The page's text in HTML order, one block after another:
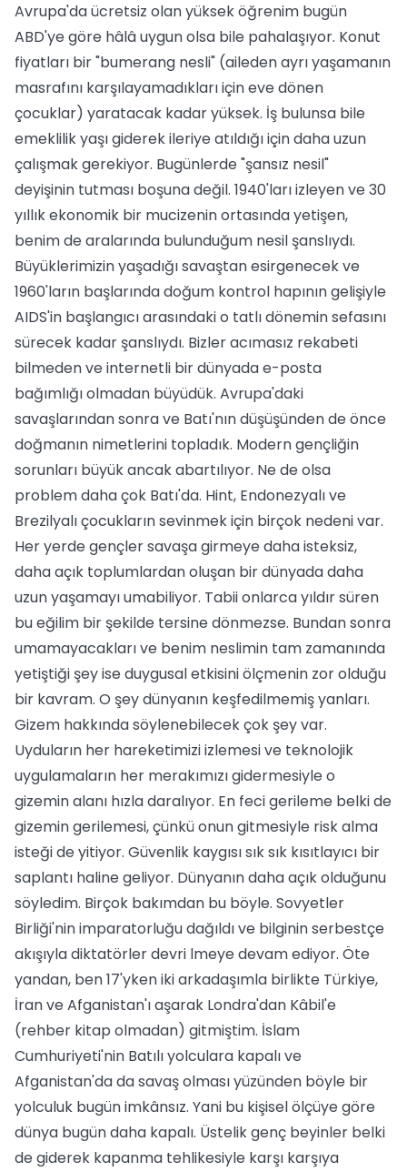
Avrupa'da ücretsiz olan yüksek öğrenim bugün
ABD'ye göre hâlâ uygun olsa bile pahalaşıyor. Konut
fiyatları bir "bumerang nesli" (aileden ayrı yaşamanın
masrafını karşılayamadıkları için eve dönen
çocuklar) yaratacak kadar yüksek. İş bulunsa bile
emeklilik yaşı giderek ileriye atıldığı için daha uzun
çalışmak gerekiyor. Bugünlerde "şansız nesil"
deyişinin tutması boşuna değil. 1940'ları izleyen ve 30
yıllık ekonomik bir mucizenin ortasında yetişen,
benim de aralarında bulunduğum nesil şanslıydı.
Büyüklerimizin yaşadığı savaştan esirgenecek ve
1960'ların başlarında doğum kontrol hapının gelişiyle
AIDS'in başlangıcı arasındaki o tatlı dönemin sefasını
sürecek kadar şanslıydı. Bizler acımasız rekabeti
bilmeden ve internetli bir dünyada e-posta
bağımlığı olmadan büyüdük. Avrupa'daki
savaşlarından sonra ve Batı'nın düşüşünden de önce
doğmanın nimetlerini topladık. Modern gençliğin
sorunları büyük ancak abartılıyor. Ne de olsa
problem daha çok Batı'da. Hint, Endonezyalı ve
Brezilyalı çocukların sevinmek için birçok nedeni var.
Her yerde gençler savaşa girmeye daha isteksiz,
daha açık toplumlardan oluşan bir dünyada daha
uzun yaşamayı umabiliyor. Tabii onlarca yıldır süren
bu eğilim bir şekilde tersine dönmezse. Bundan sonra
umamayacakları ve benim neslimin tam zamanında
yetiştiği şey ise duygusal etkisini ölçmenin zor olduğu
bir kavram. O şey dünyanın keşfedilmemiş yanları.
Gizem hakkında söylenebilecek çok şey var.
Uyduların her hareketimizi izlemesi ve teknolojik
uygulamaların her merakımızı gidermesiyle o
gizemin alanı hızla daralıyor. En feci gerileme belki de
gizemin gerilemesi, çünkü onun gitmesiyle risk alma
isteği de yitiyor. Güvenlik kaygısı sık sık kısıtlayıcı bir
saplantı haline geliyor. Dünyanın daha açık olduğunu
söyledim. Birçok bakımdan bu böyle. Sovyetler
Birliği'nin imparatorluğu dağıldı ve bilginin serbestçe
akışıyla diktatörler devri lmeye devam ediyor. Öte
yandan, ben 17'yken iki arkadaşımla birlikte Türkiye,
İran ve Afganistan'ı aşarak Londra'dan Kâbil'e
(rehber kitap olmadan) gitmiştim. İslam
Cumhuriyeti'nin Batılı yolculara kapalı ve
Afganistan'da da savaş olması yüzünden böyle bir
yolculuk bugün imkânsız. Yani bu kişisel ölçüye göre
dünya bugün daha kapalı. Üstelik genç beyinler belki
de giderek kapanma tehlikesiyle karşı karşıya